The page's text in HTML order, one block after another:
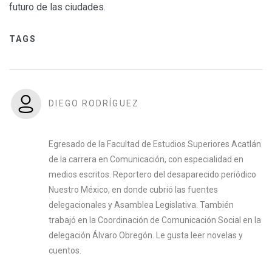
futuro de las ciudades.
TAGS
DIEGO RODRÍGUEZ
Egresado de la Facultad de Estudios Superiores Acatlán
de la carrera en Comunicación, con especialidad en
medios escritos. Reportero del desaparecido periódico
Nuestro México, en donde cubrió las fuentes
delegacionales y Asamblea Legislativa. También
trabajó en la Coordinación de Comunicación Social en la
delegación Álvaro Obregón. Le gusta leer novelas y
cuentos.